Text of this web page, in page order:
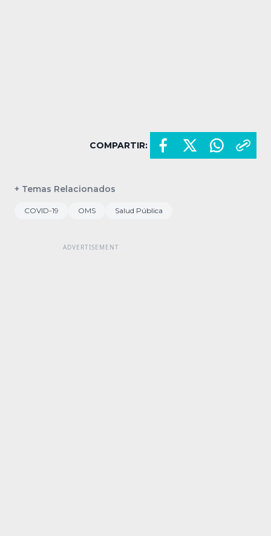
COMPARTIR:
+ Temas Relacionados
COVID-19 OMS Salud Pública